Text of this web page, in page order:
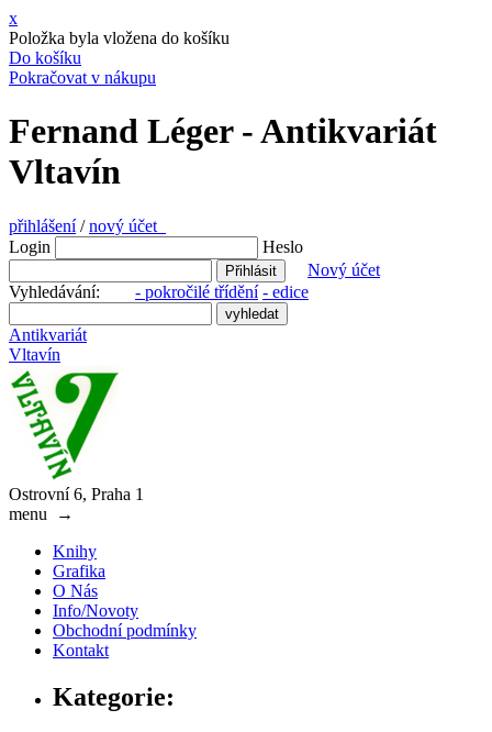
x
Položka byla vložena do košíku
Do košíku
Pokračovat v nákupu
Fernand Léger - Antikvariát
Vltavín
přihlášení/nový účet
Login
Heslo
Nový účet
Vyhledávání: - pokročilé třídění - edice
Antikvariát
Vltavín
Ostrovní 6, Praha 1
menu
→
Knihy
Grafika
O Nás
Info/Novoty
Obchodní podmínky
Kontakt
Kategorie: